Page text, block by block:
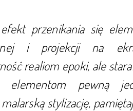
przenikania się
i projekcji na
realiom epoki, ale
elementom pewną
stylizację,